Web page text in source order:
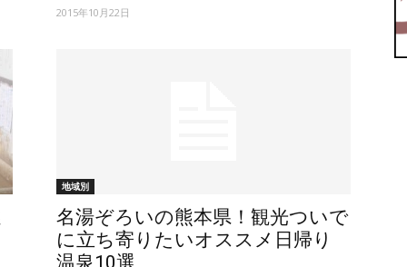
2015年10月22日
地域別
名湯ぞろいの熊本県！観光ついで
に立ち寄りたいオススメ日帰り
温泉10選